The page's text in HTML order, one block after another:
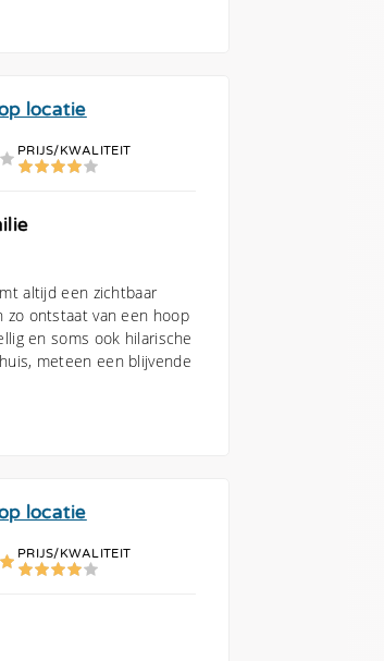
locatie
PRIJS/KWALITEIT
altijd een zichtbaar
ontstaat van een hoop
en soms ook hilarische
meteen een blijvende
locatie
PRIJS/KWALITEIT